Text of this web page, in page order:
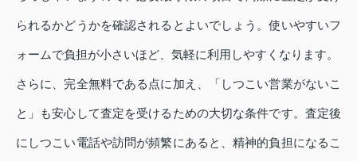
られるかどうかを確認されるとよいでしょう。使いやすいフ
ォームで負担が小さいほど、気軽に利用しやすくなります。
さらに、完全無料である点に加え、「しつこい営業がないこ
と」も安心して査定を受けるための大切な条件です。査定後
にしつこい電話や訪問が頻繁にあると、精神的負担になるこ